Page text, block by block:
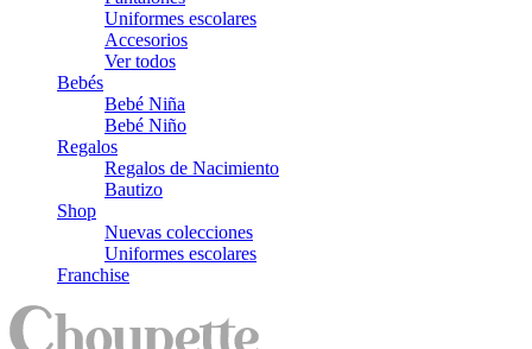
Uniformes escolares
Accesorios
Ver todos
Bebés
Bebé Niña
Bebé Niño
Regalos
Regalos de Nacimiento
Bautizo
Shop
Nuevas colecciones
Uniformes escolares
Franchise